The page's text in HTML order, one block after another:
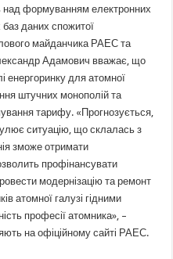
над формуванням електронних
баз даних спожитої
майданчика РАЕС та
Адамович вважає, що
енергоринку для атомної
штучних монополій та
тарифу. «Прогнозується,
ситуацію, що склалась з
зможе отримати
профінансувати
модернізацію та ремонт
атомної галузі гідними
професії атомника», –
на офіційному сайті РАЕС.